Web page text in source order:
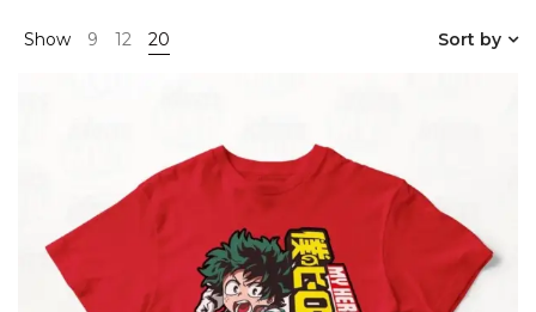
Show 9 12 20 Sort by